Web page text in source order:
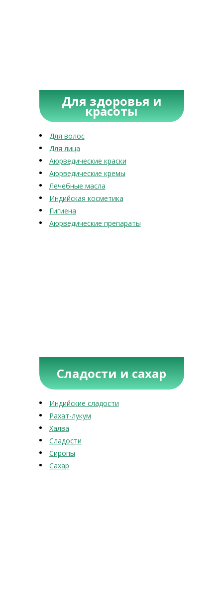
Для здоровья и
красоты
Для волос
Для лица
Аюрведические краски
Аюрведические кремы
Лечебные масла
Индийская косметика
Гигиена
Аюрведические препараты
Сладости и сахар
Индийские сладости
Рахат-лукум
Халва
Сладости
Сиропы
Сахар